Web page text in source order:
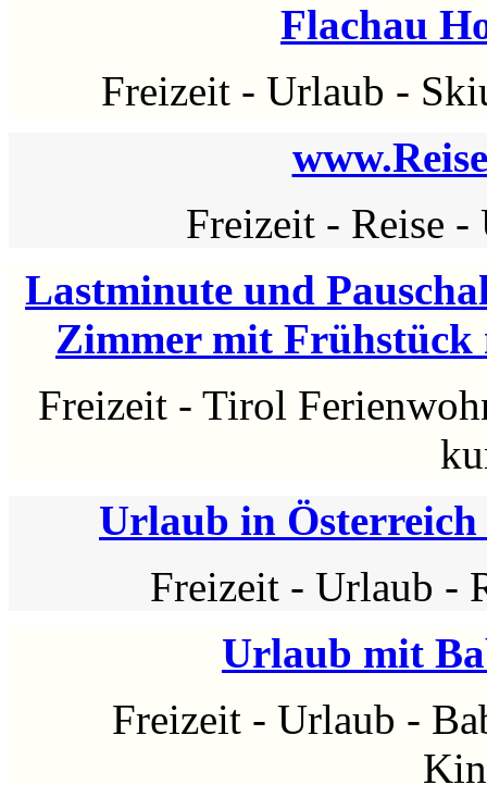
Flachau
Freizeit- Urlaub -
Freizeit - Reise -
Lastminute und
Zimmer mit Frühstück
Freizeit- Tirol
Urlaub in
Freizeit- Urlaub -
Urlaub mit
Freizeit - Urlaub -